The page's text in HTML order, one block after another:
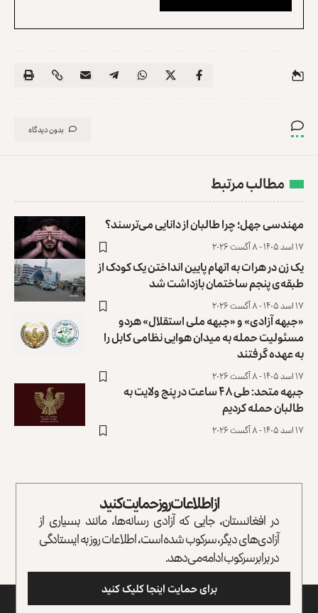
بدون دیدگاه
مطالب مرتبط
مهندسی جهل؛ چرا طالبان از دانایی می‌ترسند؟
۱۷ اسد ۱۴۰۵ - ۸ آگست ۲۰۲۶
یک زن در هرات به اتهام پایین انداختن یک کودک از
طبقه‌ی پنجم ساختمان بازداشت شد
۱۷ اسد ۱۴۰۵ - ۸ آگست ۲۰۲۶
«جبهه آزادی» و «جبهه ملی استقلال» هردو
مسئولیت حمله به میدان هوایی نظامی کابل را
به عهده گرفتند
۱۷ اسد ۱۴۰۵ - ۸ آگست ۲۰۲۶
جبهه متحد: طی ۴۸ ساعت در پنج ولایت به
طالبان حمله کردیم
۱۷ اسد ۱۴۰۵ - ۸ آگست ۲۰۲۶
از اطلاعات روز حمایت کنید
در افغانستان، جایی که آزادی رسانه‌ها، مانند بسیاری از
آزادی‌های دیگر، سرکوب شده است، اطلاعات روز به ایستادگی
در برابر سرکوب ادامه می‌دهد.
برای حمایت اینجا کلیک کنید